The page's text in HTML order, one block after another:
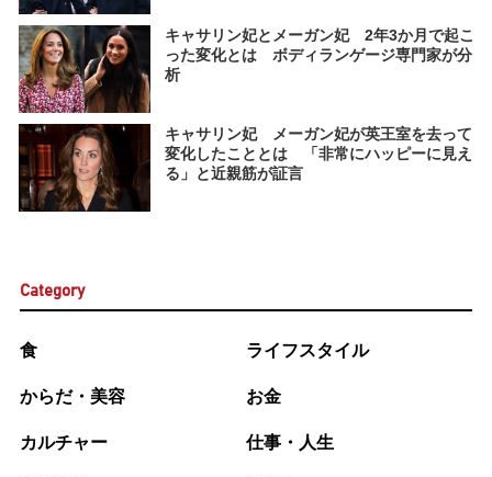
キャサリン妃とメーガン妃 2年3か月で起こ
った変化とは ボディランゲージ専門家が分
析
キャサリン妃 メーガン妃が英王室を去って
変化したこととは 「非常にハッピーに見え
る」と近親筋が証言
Category
食 ライフスタイル
からだ・美容 お金
カルチャー 仕事・人生